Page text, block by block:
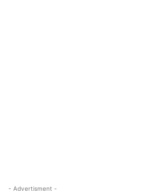
- Advertisment -